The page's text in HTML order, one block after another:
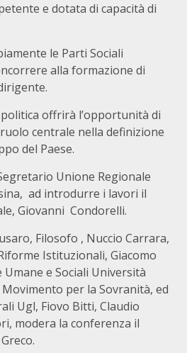
e dotata di capacità di
le Parti Sociali
alla formazione di
offrirà l’opportunità di
centrale nella definizione
del Paese.
Unione Regionale
ad introdurre i lavori il
Giovanni Condorelli.
Filosofo , Nuccio Carrara,
Istituzionali, Giacomo
Umane e Sociali Università
per la Sovranità, ed
Ugl, Fiovo Bitti, Claudio
modera la conferenza il